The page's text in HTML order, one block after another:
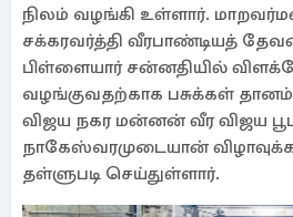
நிலம் வழங்கி உள்ளார்.
சக்கரவர்த்தி வீரபாண்டியத்
பிள்ளையார் சன்னதியில்
வழங்குவதற்காக பசுக்கள்
விஜய நகர மன்னன் வீர விஜய
நாகேஸ்வரமுடையான்
தள்ளுபடி செய்துள்ளார்.